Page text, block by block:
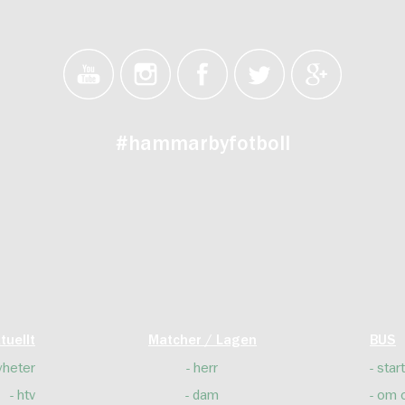
#hammarbyfotboll
htv
Matcher / Lagen
herr
dam
BUS
start
om